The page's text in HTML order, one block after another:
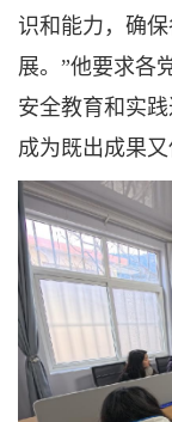
识和能力，确
展。”他要求各
安全教育和实
成为既出成果